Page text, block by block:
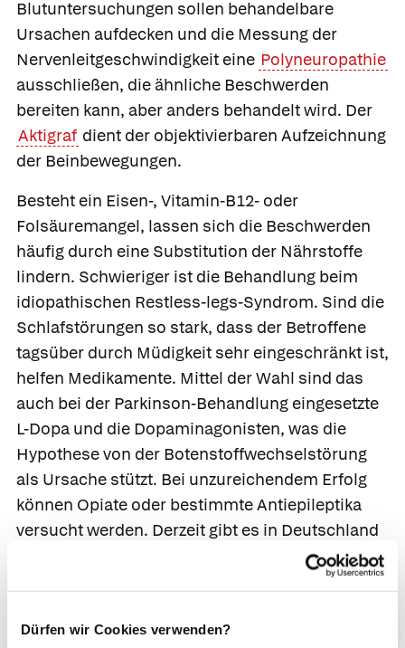
Dürfen wir Cookies verwenden?
Blutuntersuchungen sollen behandelbare
Ursachen aufdecken und die Messung der
Nervenleitgeschwindigkeit eine Polyneuropathie
ausschließen, die ähnliche Beschwerden
bereiten kann, aber anders behandelt wird. Der
Aktigraf dient der objektivierbaren Aufzeichnung
der Beinbewegungen.
Besteht ein Eisen-, Vitamin-B12- oder
Folsäuremangel, lassen sich die Beschwerden
häufig durch eine Substitution der Nährstoffe
lindern. Schwieriger ist die Behandlung beim
idiopathischen Restless-legs-Syndrom. Sind die
Schlafstörungen so stark, dass der Betroffene
tagsüber durch Müdigkeit sehr eingeschränkt ist,
helfen Medikamente. Mittel der Wahl sind das
auch bei der Parkinson-Behandlung eingesetzte
L-Dopa und die Dopaminagonisten, was die
Hypothese von der Botenstoffwechselstörung
als Ursache stützt. Bei unzureichendem Erfolg
können Opiate oder bestimmte Antiepileptika
versucht werden. Derzeit gibt es in Deutschland
ein Opiat mit Zulassung zur Behandlung
Kombination aus den Wirkstoffen Oxycodon und